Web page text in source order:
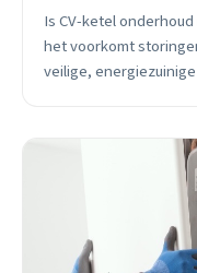
Is CV-ketel
het voorkomt
veilige,